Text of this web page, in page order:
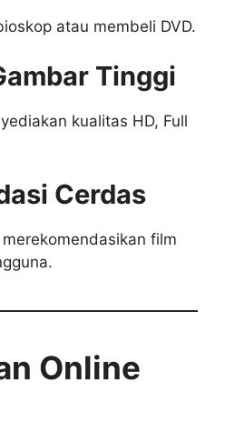
atau membeli DVD.
Tinggi
kualitas HD, Full
Cerdas
film
Online